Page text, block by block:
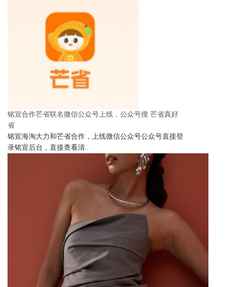
铭宣合作芒省联名微信公众号上线，公众号搜 芒省真好
省
铭宣海淘大力和芒省合作，上线微信公众号公众号直接登
录铭宣后台，直接查看清..